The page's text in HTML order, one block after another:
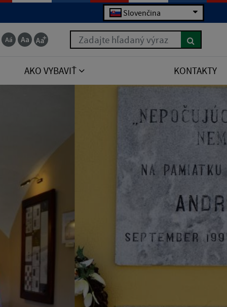
Slovenčina
Zadajte hľadaný výraz
AKO VYBAVIŤ KONTAKTY